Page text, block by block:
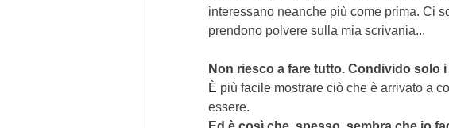
interessano neanche più come prima. Ci
prendono polvere sulla mia scrivania...
Non riesco a fare tutto. Condivido solo
È più facile mostrare ciò che è arrivato a
essere.